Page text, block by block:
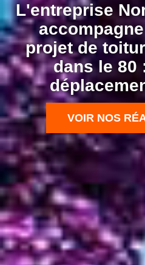
L'entreprise
projet de
dans le 80
VOIR NOS